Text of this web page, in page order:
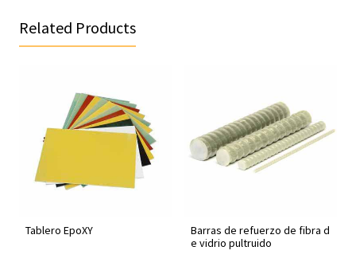
Related Products
Tablero EpoXY
Barras de refuerzo de fibra d
e vidrio pultruido